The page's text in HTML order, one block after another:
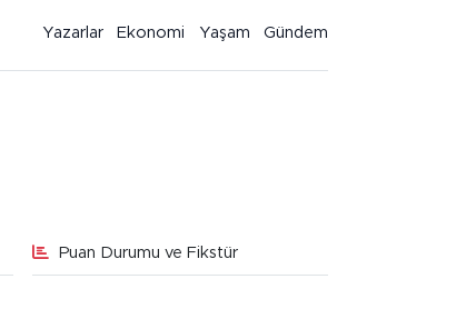
Yazarlar Ekonomi Yaşam Gündem
Puan Durumu ve Fikstür